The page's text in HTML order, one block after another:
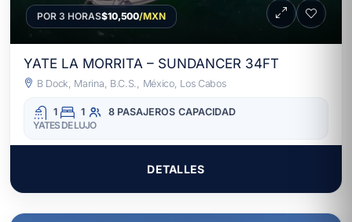
POR 3 HORAS$10,500/MXN
YATE LA MORRITA – SUNDANCER 34FT
B Dock, Marina, B.C.S., México, Los Cabos
1 1 8 PASAJEROS CAPACIDAD
YATES DE LUJO
DETALLES